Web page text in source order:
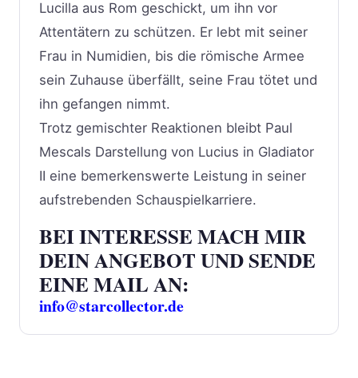
Lucilla aus Rom geschickt, um ihn vor
Attentätern zu schützen. Er lebt mit seiner
Frau in Numidien, bis die römische Armee
sein Zuhause überfällt, seine Frau tötet und
ihn gefangen nimmt. ​
Trotz gemischter Reaktionen bleibt Paul
Mescals Darstellung von Lucius in Gladiator
II eine bemerkenswerte Leistung in seiner
aufstrebenden Schauspielkarriere.​
BEI INTERESSE MACH MIR
DEIN ANGEBOT UND SENDE
EINE MAIL AN:
info@starcollector.de